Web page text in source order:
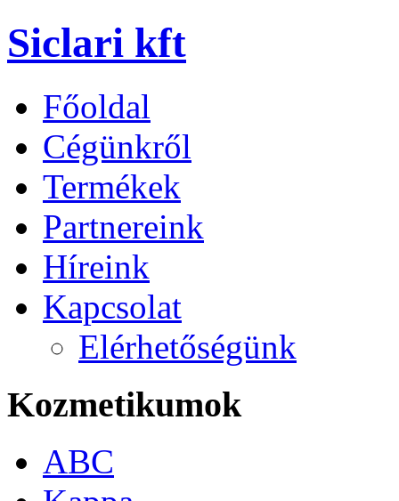
Siclari kft
Főoldal
Cégünkről
Termékek
Partnereink
Híreink
Kapcsolat
Elérhetőségünk
Kozmetikumok
ABC